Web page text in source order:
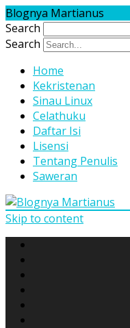
Blognya Martianus
Search
Search
Home
Kekristenan
Sinau Linux
Celathuku
Daftar Isi
Lisensi
Tentang Penulis
Saweran
Skip to content